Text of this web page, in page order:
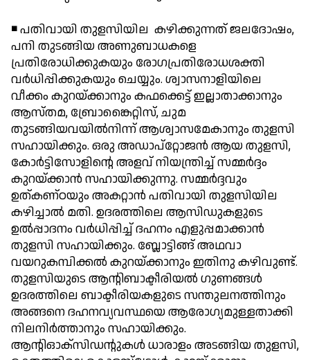
◾ പതിവായി തുളസിയില കഴിക്കുന്നത് ജലദോഷം,
പനി തുടങ്ങിയ അണുബാധകളെ
പ്രതിരോധിക്കുകയും രോഗപ്രതിരോധശക്തി
വര്‍ധിപ്പിക്കുകയും ചെയ്യും. ശ്വാസനാളിയിലെ
വീക്കം കുറയ്ക്കാനും കഫക്കെട്ട് ഇല്ലാതാക്കാനും
ആസ്തമ, ബ്രോങ്കൈറ്റിസ്, ചുമ
തുടങ്ങിയവയില്‍നിന്ന് ആശ്വാസമേകാനും തുളസി
സഹായിക്കും. ഒരു അഡാപ്റ്റോജന്‍ ആയ തുളസി,
കോര്‍ട്ടിസോളിന്റെ അളവ് നിയന്ത്രിച്ച് സമ്മര്‍ദ്ദം
കുറയ്ക്കാന്‍ സഹായിക്കുന്നു. സമ്മര്‍ദ്ദവും
ഉത്കണ്ഠയും അകറ്റാന്‍ പതിവായി തുളസിയില
കഴിച്ചാല്‍ മതി. ഉദരത്തിലെ ആസിഡുകളുടെ
ഉല്‍പ്പാദനം വര്‍ധിപ്പിച്ച് ദഹനം എളുപ്പമാക്കാന്‍
തുളസി സഹായിക്കും. ബ്ലോട്ടിങ്ങ് അഥവാ
വയറുകമ്പിക്കല്‍ കുറയ്ക്കാനും ഇതിനു കഴിവുണ്ട്.
തുളസിയുടെ ആന്റിബാക്ടീരിയല്‍ ഗുണങ്ങള്‍
ഉദരത്തിലെ ബാക്ടീരിയകളുടെ സന്തുലനത്തിനും
അങ്ങനെ ദഹനവ്യവസ്ഥയെ ആരോഗ്യമുള്ളതാക്കി
നിലനിര്‍ത്താനും സഹായിക്കും.
ആന്റിഓക്സിഡന്റുകള്‍ ധാരാളം അടങ്ങിയ തുളസി,